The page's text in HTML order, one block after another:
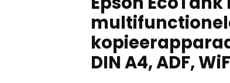
DIN A4, ADF,